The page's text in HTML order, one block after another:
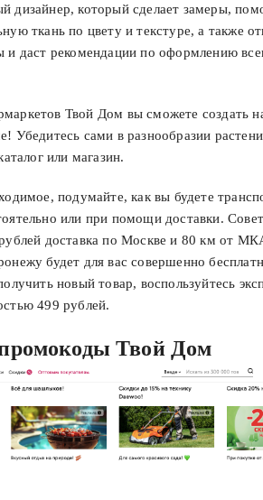
дизайнер, который сделает замеры,
ткань по цвету и текстуре, а также
и даст рекомендации по оформлению
Твой Дом вы сможете создать
Убедитесь сами в разнообразии
или магазин.
подумайте, как вы будете
или при помощи доставки.
доставка по Москве и 80 км от
будет для вас совершенно
новый товар, воспользуйтесь
499 рублей.
Твой Дом